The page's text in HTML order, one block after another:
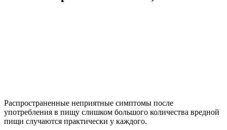
Распространенные неприятные симптомы после
употребления в пищу слишком большого количества вредной
пищи случаются практически у каждого.